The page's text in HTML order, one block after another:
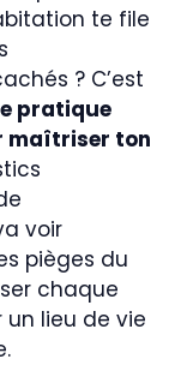
te file
? C’est
pratique
maîtriser ton
voir
pièges du
chaque
lieu de vie